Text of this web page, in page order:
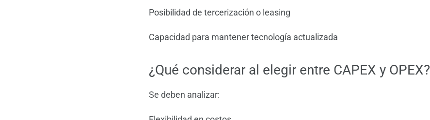
Posibilidad de tercerización o leasing
Capacidad para mantener tecnología actualizada
¿Qué considerar al elegir entre CAPEX y OPEX?
Se deben analizar: